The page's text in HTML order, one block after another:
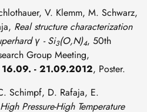
V. Klemm, M. Schwarz,
Real structure characterization
γ - Si3(O,N)4, 50th
Group Meeting,
16.09. - 21.09.2012, Poster.
Schimpf, D. Rafaja, E.
Pressure-High Temperature